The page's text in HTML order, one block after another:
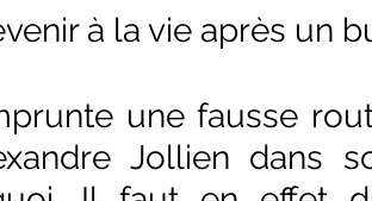
à la vie après un
une fausse
Jollien dans